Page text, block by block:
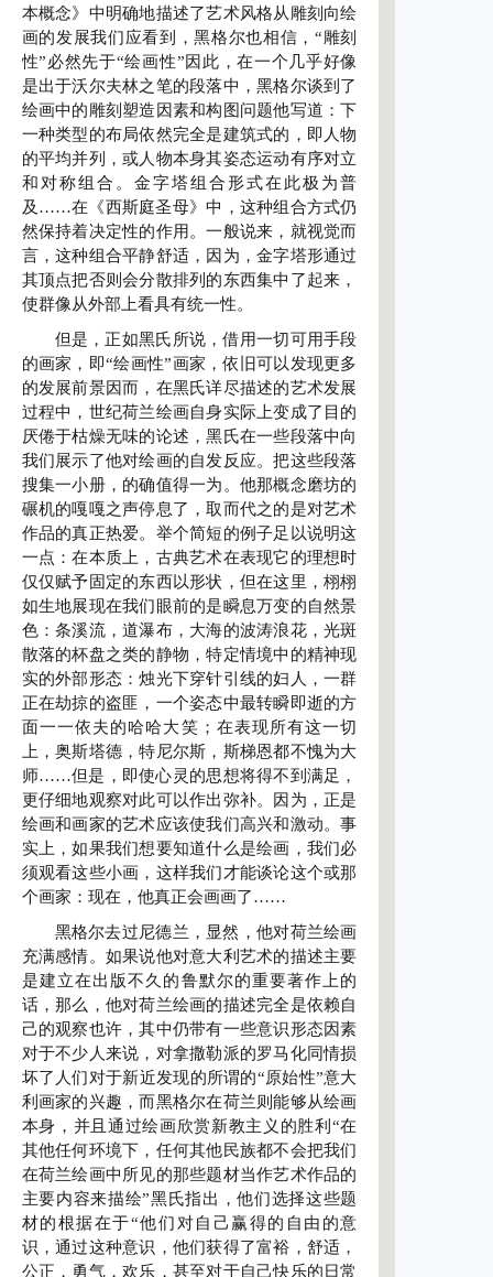
本概念》中明确地描述了艺术风格从雕刻向绘
画的发展我们应看到，黑格尔也相信，“雕刻
性”必然先于“绘画性”因此，在一个几乎好像
是出于沃尔夫林之笔的段落中，黑格尔谈到了
绘画中的雕刻塑造因素和构图问题他写道：下
一种类型的布局依然完全是建筑式的，即人物
的平均并列，或人物本身其姿态运动有序对立
和对称组合。金字塔组合形式在此极为普
及……在《西斯庭圣母》中，这种组合方式仍
然保持着决定性的作用。一般说来，就视觉而
言，这种组合平静舒适，因为，金字塔形通过
其顶点把否则会分散排列的东西集中了起来，
使群像从外部上看具有统一性。
但是，正如黑氏所说，借用一切可用手段
的画家，即“绘画性”画家，依旧可以发现更多
的发展前景因而，在黑氏详尽描述的艺术发展
过程中，世纪荷兰绘画自身实际上变成了目的
厌倦于枯燥无味的论述，黑氏在一些段落中向
我们展示了他对绘画的自发反应。把这些段落
搜集一小册，的确值得一为。他那概念磨坊的
碾机的嘎嘎之声停息了，取而代之的是对艺术
作品的真正热爱。举个简短的例子足以说明这
一点：在本质上，古典艺术在表现它的理想时
仅仅赋予固定的东西以形状，但在这里，栩栩
如生地展现在我们眼前的是瞬息万变的自然景
色：条溪流，道瀑布，大海的波涛浪花，光斑
散落的杯盘之类的静物，特定情境中的精神现
实的外部形态：烛光下穿针引线的妇人，一群
正在劫掠的盗匪，一个姿态中最转瞬即逝的方
面一一依夫的哈哈大笑；在表现所有这一切
上，奥斯塔德，特尼尔斯，斯梯恩都不愧为大
师……但是，即使心灵的思想将得不到满足，
更仔细地观察对此可以作出弥补。因为，正是
绘画和画家的艺术应该使我们高兴和激动。事
实上，如果我们想要知道什么是绘画，我们必
须观看这些小画，这样我们才能谈论这个或那
个画家：现在，他真正会画画了……
黑格尔去过尼德兰，显然，他对荷兰绘画
充满感情。如果说他对意大利艺术的描述主要
是建立在出版不久的鲁默尔的重要著作上的
话，那么，他对荷兰绘画的描述完全是依赖自
己的观察也许，其中仍带有一些意识形态因素
对于不少人来说，对拿撒勒派的罗马化同情损
坏了人们对于新近发现的所谓的“原始性”意大
利画家的兴趣，而黑格尔在荷兰则能够从绘画
本身，并且通过绘画欣赏新教主义的胜利“在
其他任何环境下，任何其他民族都不会把我们
在荷兰绘画中所见的那些题材当作艺术作品的
主要内容来描绘”黑氏指出，他们选择这些题
材的根据在于“他们对自己赢得的自由的意
识，通过这种意识，他们获得了富裕，舒适，
公正，勇气，欢乐，甚至对于自己快乐的日常